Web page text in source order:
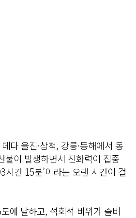
다 울진·삼척, 강릉·동해에서 동
불이 발생하면서 진화력이 집중
시간 15분’이라는 오랜 시간이 걸
에 달하고, 석회석 바위가 즐비